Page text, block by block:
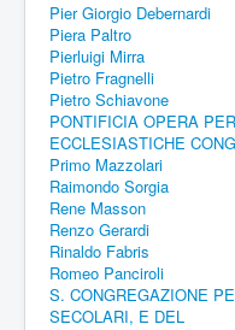
Pier Giorgio Debernardi
Piera Paltro
Pierluigi Mirra
Pietro Fragnelli
Pietro Schiavone
PONTIFICIA OPERA
ECCLESIASTICHE
Primo Mazzolari
Raimondo Sorgia
Rene Masson
Renzo Gerardi
Rinaldo Fabris
Romeo Panciroli
S. CONGREGAZIONE
SECOLARI, E DEL